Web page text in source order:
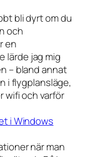
bli dyrt om du
och
en
lärde jag mig
– bland annat
i flygplansläge,
wifi och varför
i Windows
när man